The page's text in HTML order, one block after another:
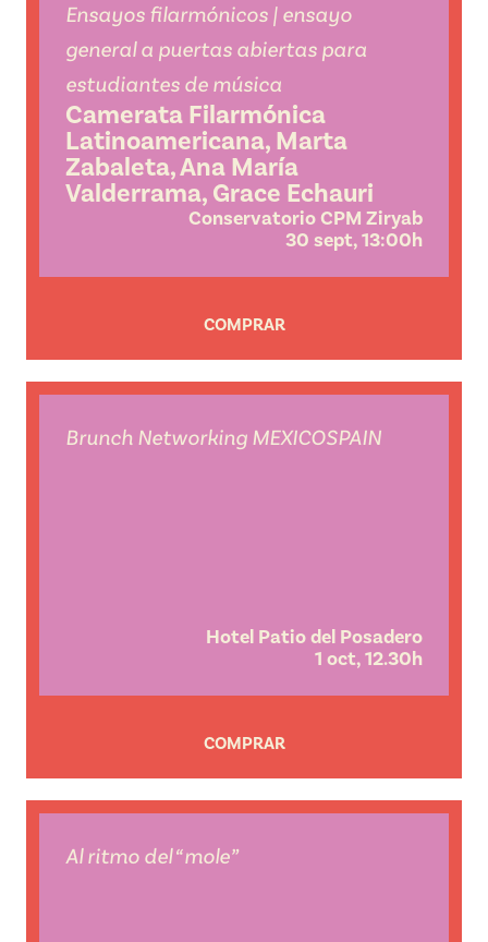
Ensayos filarmónicos | ensayo
general a puertas abiertas para
estudiantes de música
Camerata Filarmónica
Latinoamericana, Marta
Zabaleta, Ana María
Valderrama, Grace Echauri
Conservatorio CPM Ziryab
30 sept, 13:00h
COMPRAR
Brunch Networking MEXICOSPAIN
Hotel Patio del Posadero
1 oct, 12.30h
COMPRAR
Al ritmo del “mole”